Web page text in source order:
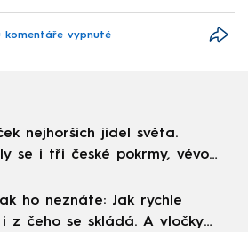
komentáře vypnuté
nejhorších jídel světa.
se i tři české pokrmy, vévodí
ho neznáte: Jak rychle
z čeho se skládá. A vločky